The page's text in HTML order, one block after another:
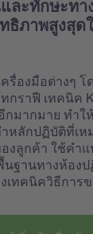
ละทักษะทา
ธิภาพสูงสุด
รื่องมือต่างๆ โ
กราฟี เทคนิค
มากมาย ทำใ
หลักปฏิบัติที่เห
งลูกค้า ใช้คำแ
ฐานทางห้อง
เทคนิควิธีการ